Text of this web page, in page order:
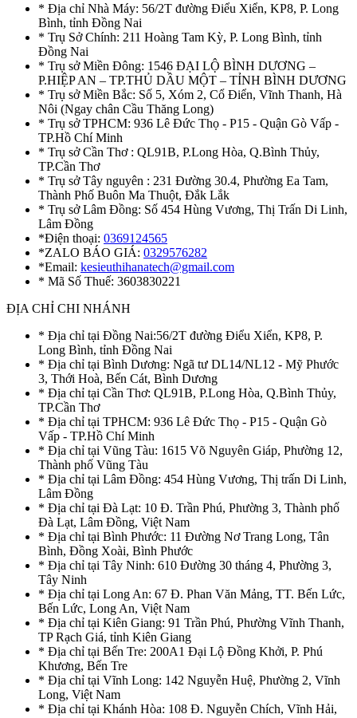
* Địa chỉ Nhà Máy: 56/2T đường Điểu Xiển, KP8, P. Long
Bình, tỉnh Đồng Nai
* Trụ Sở Chính: 211 Hoàng Tam Kỳ, P. Long Bình, tỉnh
Đồng Nai
* Trụ sở Miền Đông: 1546 ĐẠI LỘ BÌNH DƯƠNG –
P.HIỆP AN – TP.THỦ DẦU MỘT – TỈNH BÌNH DƯƠNG
* Trụ sở Miền Bắc: Số 5, Xóm 2, Cổ Điển, Vĩnh Thanh, Hà
Nôi (Ngay chân Cầu Thăng Long)
* Trụ sở TPHCM: 936 Lê Đức Thọ - P15 - Quận Gò Vấp -
TP.Hồ Chí Minh
* Trụ sở Cần Thơ : QL91B, P.Long Hòa, Q.Bình Thủy,
TP.Cần Thơ
* Trụ sở Tây nguyên : 231 Đường 30.4, Phường Ea Tam,
Thành Phố Buôn Ma Thuột, Đắk Lắk
* Trụ sở Lâm Đồng: Số 454 Hùng Vương, Thị Trấn Di Linh,
Lâm Đồng
*Điện thoại: 0369124565
*ZALO BÁO GIÁ: 0329576282
*Email: kesieuthihanatech@gmail.com
* Mã Số Thuế: 3603830221
ĐỊA CHỈ CHI NHÁNH
* Địa chỉ tại Đồng Nai:56/2T đường Điểu Xiển, KP8, P.
Long Bình, tỉnh Đồng Nai
* Địa chỉ tại Bình Dương: Ngã tư DL14/NL12 - Mỹ Phước
3, Thới Hoà, Bến Cát, Bình Dương
* Địa chỉ tại Cần Thơ: QL91B, P.Long Hòa, Q.Bình Thủy,
TP.Cần Thơ
* Địa chỉ tại TPHCM: 936 Lê Đức Thọ - P15 - Quận Gò
Vấp - TP.Hồ Chí Minh
* Địa chỉ tại Vũng Tàu: 1615 Võ Nguyên Giáp, Phường 12,
Thành phố Vũng Tàu
* Địa chỉ tại Lâm Đồng: 454 Hùng Vương, Thị trấn Di Linh,
Lâm Đồng
* Địa chỉ tại Đà Lạt: 10 Đ. Trần Phú, Phường 3, Thành phố
Đà Lạt, Lâm Đồng, Việt Nam
* Địa chỉ tại Bình Phước: 11 Đường Nơ Trang Long, Tân
Bình, Đồng Xoài, Bình Phước
* Địa chỉ tại Tây Ninh: 610 Đường 30 tháng 4, Phường 3,
Tây Ninh
* Địa chỉ tại Long An: 67 Đ. Phan Văn Mảng, TT. Bến Lức,
Bến Lức, Long An, Việt Nam
* Địa chỉ tại Kiên Giang: 91 Trần Phú, Phường Vĩnh Thanh,
TP Rạch Giá, tỉnh Kiên Giang
* Địa chỉ tại Bến Tre: 200A1 Đại Lộ Đồng Khởi, P. Phú
Khương, Bến Tre
* Địa chỉ tại Vĩnh Long: 142 Nguyễn Huệ, Phường 2, Vĩnh
Long, Việt Nam
* Địa chỉ tại Khánh Hòa: 108 Đ. Nguyễn Chích, Vĩnh Hải,